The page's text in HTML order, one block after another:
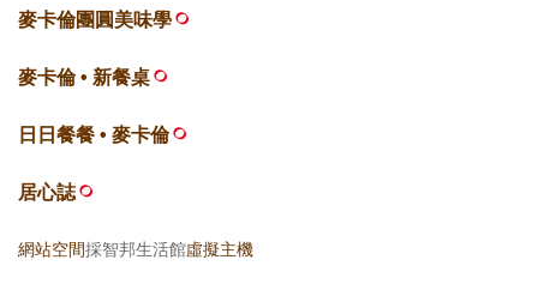
麥卡倫團圓美味學
麥卡倫 • 新餐桌
日日餐餐 • 麥卡倫
居心誌
網站空間採智邦生活館虛擬主機